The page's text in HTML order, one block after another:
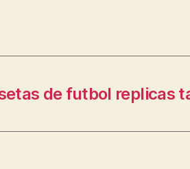
de futbol replicas